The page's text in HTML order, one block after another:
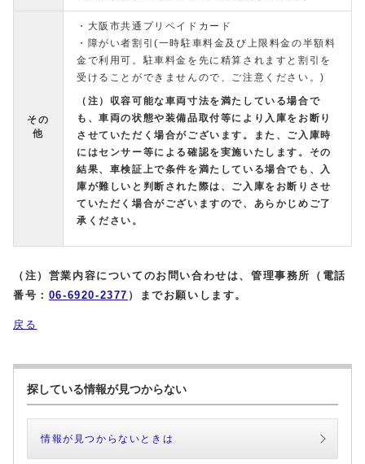
その
他
・大阪市共通プリペイドカード
・障がい者割引(一時駐車料金及び上限料金の半額料
金で利用可。駐車料金を先に精算されますと割引を
受けることができませんので、ご注意ください。)
（注）収容可能な車両寸法を満たしている場合で
も、車両の状態や装備品取付等により入庫をお断り
させていただく場合がございます。また、ご入庫時
にはセンサー等による確認を実施いたします。その
結果、車検証上で条件を満たしている場合でも、入
庫が難しいと判断された際は、ご入庫をお断りさせ
ていただく場合がございますので、あらかじめご了
承ください。
（注）営業内容についてのお問い合わせは、管理事務所（電話
番号： 06-6920-2377 ）までお願いします。
戻る
探している情報が見つからない
情報が見つからないときは